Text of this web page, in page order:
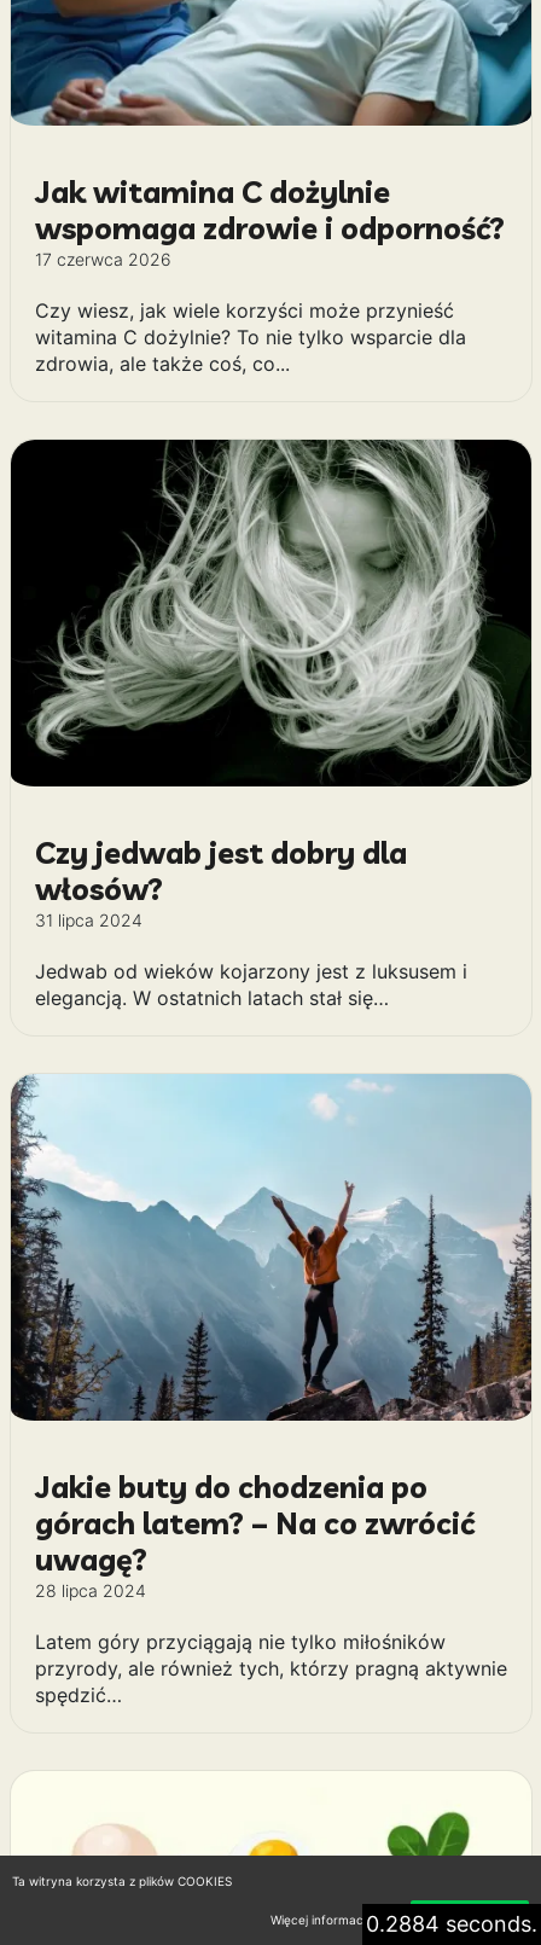
Jak witamina C dożylnie
wspomaga zdrowie i odporność?
17 czerwca 2026
Czy wiesz, jak wiele korzyści może przynieść
witamina C dożylnie? To nie tylko wsparcie dla
zdrowia, ale także coś, co...
Czy jedwab jest dobry dla
włosów?
31 lipca 2024
Jedwab od wieków kojarzony jest z luksusem i
elegancją. W ostatnich latach stał się…
Jakie buty do chodzenia po
górach latem? – Na co zwrócić
uwagę?
28 lipca 2024
Latem góry przyciągają nie tylko miłośników
przyrody, ale również tych, którzy pragną aktywnie
spędzić…
0.2884 seconds.
Ta witryna korzysta z plików COOKIES
Więcej informacji Akceptuję